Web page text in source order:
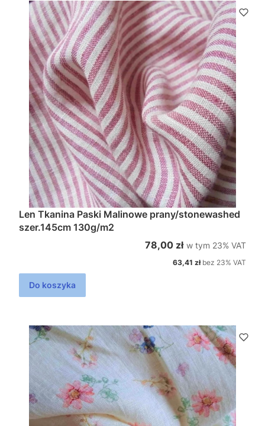
Len Tkanina Paski Malinowe prany/stonewashed
szer.145cm 130g/m2
Cena brutto
78,00 zł w tym %s VAT
w tym 23% VAT
Cena netto
63,41 zł bez 23% VAT
Do koszyka